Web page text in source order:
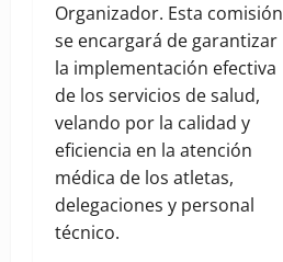
Organizador. Esta comisión
se encargará de garantizar
la implementación efectiva
de los servicios de salud,
velando por la calidad y
eficiencia en la atención
médica de los atletas,
delegaciones y personal
técnico.